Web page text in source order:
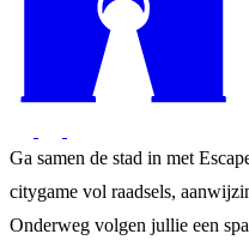
Ga samen de stad in met
citygame vol raadsels,
Onderweg volgen jullie een